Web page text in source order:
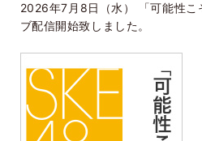
2026年7月8日（水） 「可能性こ
ブ配信開始致しました。